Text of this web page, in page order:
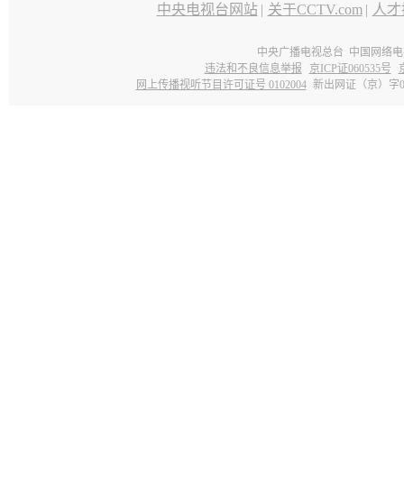
中央电视台网站 | 关于CCTV.com | 人
中央广播电视总台 中国网络
违法和不良信息举报
京ICP证060535号
网上传播视听节目许可证号 0102004 新出网证（京）